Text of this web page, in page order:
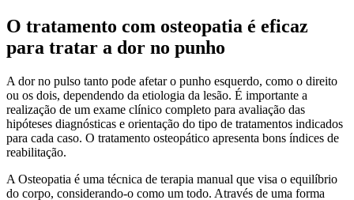
O tratamento com osteopatia é eficaz
para tratar a dor no punho
A dor no pulso tanto pode afetar o punho esquerdo, como o direito
ou os dois, dependendo da etiologia da lesão. É importante a
realização de um exame clínico completo para avaliação das
hipóteses diagnósticas e orientação do tipo de tratamentos indicados
para cada caso. O tratamento osteopático apresenta bons índices de
reabilitação.
A Osteopatia é uma técnica de terapia manual que visa o equilíbrio
do corpo, considerando-o como um todo. Através de uma forma